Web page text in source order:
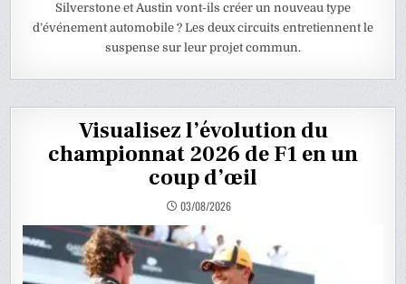
Silverstone et Austin vont-ils créer un nouveau type
d’événement automobile ? Les deux circuits entretiennent le
suspense sur leur projet commun.
Visualisez l’évolution du
championnat 2026 de F1 en un
coup d’œil
03/08/2026